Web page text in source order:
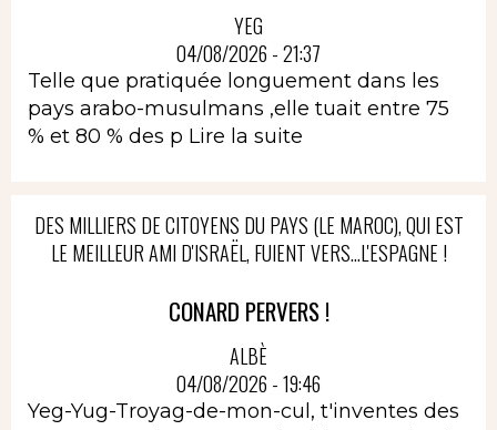
YEG
04/08/2026 - 21:37
Telle que pratiquée longuement dans les
pays arabo-musulmans ,elle tuait entre 75
% et 80 % des p Lire la suite
DES MILLIERS DE CITOYENS DU PAYS (LE MAROC), QUI EST
LE MEILLEUR AMI D'ISRAËL, FUIENT VERS...L'ESPAGNE !
CONARD PERVERS !
ALBÈ
04/08/2026 - 19:46
Yeg-Yug-Troyag-de-mon-cul, t'inventes des